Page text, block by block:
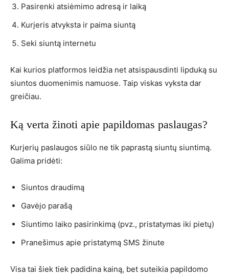
Pasirenki atsiėmimo adresą ir laiką
Kurjeris atvyksta ir paima siuntą
Seki siuntą internetu
Kai kurios platformos leidžia net atsispausdinti lipduką su
siuntos duomenimis namuose. Taip viskas vyksta dar
greičiau.
Ką verta žinoti apie papildomas paslaugas?
Kurjerių paslaugos siūlo ne tik paprastą siuntų siuntimą.
Galima pridėti:
Siuntos draudimą
Gavėjo parašą
Siuntimo laiko pasirinkimą (pvz., pristatymas iki pietų)
Pranešimus apie pristatymą SMS žinute
Visa tai šiek tiek padidina kainą, bet suteikia papildomo